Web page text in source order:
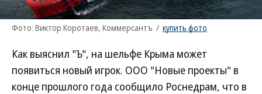
Фото: Виктор Коротаев, Коммерсантъ / купить фото
Как выяснил "Ъ", на шельфе Крыма может
появиться новый игрок. ООО "Новые проекты" в
конце прошлого года сообщило Роснедрам, что в